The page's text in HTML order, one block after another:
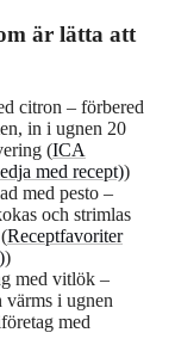
är lätta att
citron – förbered
in i ugnen 20
(ICA
med recept))
med pesto –
och strimlas
Receptfavoriter
)
med vitlök –
värms i ugnen
med